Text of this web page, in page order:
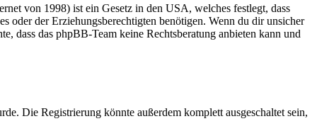
von 1998) ist ein Gesetz in den USA, welches festlegt, dass
oder der Erziehungsberechtigten benötigen. Wenn du dir unsicher
dass das phpBB-Team keine Rechtsberatung anbieten kann und
Die Registrierung könnte außerdem komplett ausgeschaltet sein,